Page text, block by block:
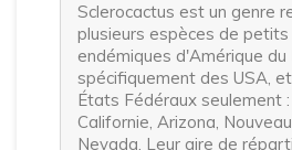
Sclerocactus est un genre
plusieurs espèces de petits
endémiques d'Amérique du
spécifiquement des USA,
États Fédéraux seulement
Californie, Arizona,
Nevada. Leur aire de